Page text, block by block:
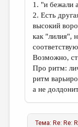
1. "и бежали
2. Есть
высокий
как "лилия",
Возможно,
Про ритм:
ритм
а не
Тема: Re: Re: